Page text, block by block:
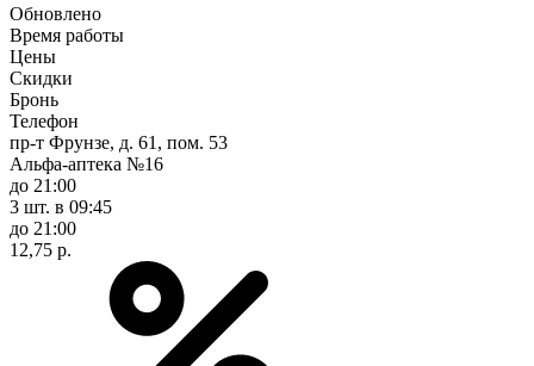
Обновлено
Время работы
Цены
Скидки
Бронь
Телефон
пр-т Фрунзе, д. 61, пом. 53
Альфа-аптека №16
до 21:00
3 шт. в 09:45
до 21:00
12,75 р.